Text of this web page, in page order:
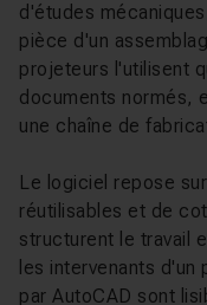
d'études
pièce d'un
projeteurs l'utilisent
documents normés,
une chaîne de
Le logiciel repose
réutilisables et de
structurent le travail
les intervenants
par AutoCAD sont